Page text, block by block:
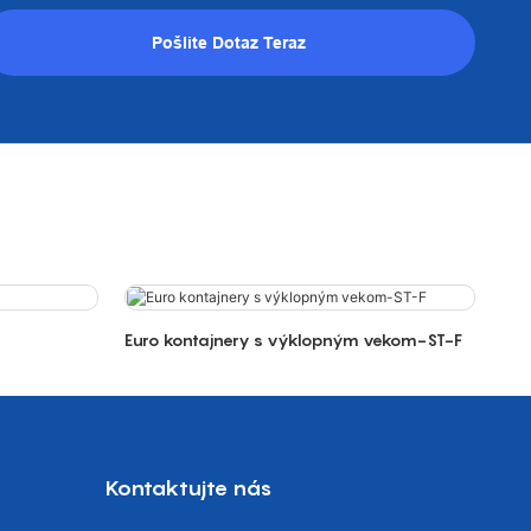
Pošlite Dotaz Teraz
Euro kontajnery s výklopným vekom-ST-F
Kontaktujte nás